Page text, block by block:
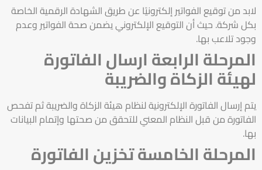
لابد من توقيع الفواتير إلكترونيًا عن طريق الشهادة الرقمية الخاصة
بكل شركة. حيث أن التوقيع الإلكتروني يضمن صحة الفواتير وعدم
وجود تلاعب بها.
المرحلة الرابعة ارسال الفاتورة
لهيئة الزكاة والضريبة
يتم إرسال الفاتورة الإلكترونية لنظام هيئة الزكاة والضريبة ثم تفحص
الفاتورة من قبل النظام المعني للتحقق من صحتها وإتمام البيانات
بها.
المرحلة الخامسة تخزين الفاتورة